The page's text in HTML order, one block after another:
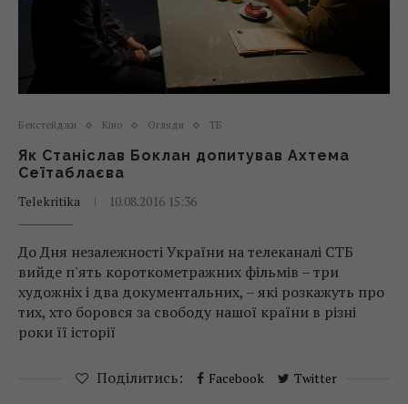
Бекстейджи Кіно Огляди ТБ
Як Станіслав Боклан допитував Ахтема
Сеїтаблаєва
Telekritika
10.08.2016 15:36
До Дня незалежності України на телеканалі СТБ
вийде п'ять короткометражних фільмів – три
художніх і два документальних, – які розкажуть про
тих, хто боровся за свободу нашої країни в різні
роки її історії
Поділитись: Facebook Twitter